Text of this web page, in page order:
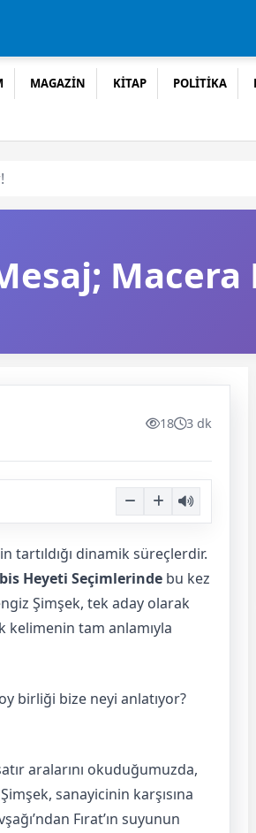
MAGAZİN KİTAP POLİTİKA
Mesaj;
18 3 dk
tartıldığı dinamik süreçlerdir.
Heyeti Seçimlerinde bu kez
Şimşek, tek aday olarak
kelimenin tam anlamıyla
birliği bize neyi anlatıyor?
aralarını okuduğumuzda,
sanayicinin karşısına
Fırat’ın suyunun